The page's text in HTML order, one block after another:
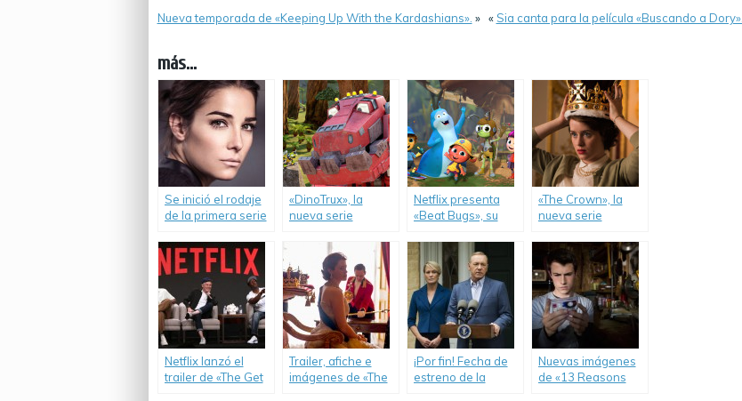
Nueva temporada de «Keeping Up With the Kardashians». » «Sia canta para la película «Buscando a Dory».
más...
Se inició el rodaje
de la primera serie
íntegramente
argentina.
«DinoTrux», la
nueva serie
más chicos.
Netflix presenta
«Beat Bugs», su
musical.
«The Crown», la
nueva serie
Netflix lanzó el
trailer de «The Get
Trailer, afiche e
imágenes de «The
¡Por fin! Fecha de
estreno de la
Nuevas imágenes
de «13 Reasons